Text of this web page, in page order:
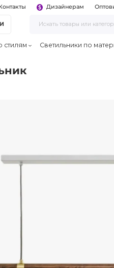
Дизайнерам
стилям Светильники по